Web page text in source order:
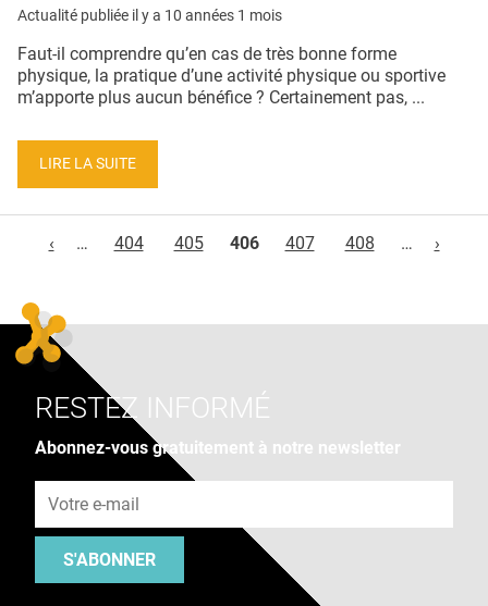
Actualité publiée il y a 10 années 1 mois
Faut-il comprendre qu’en cas de très bonne forme
physique, la pratique d’une activité physique ou sportive
m’apporte plus aucun bénéfice ? Certainement pas, ...
LIRE LA SUITE
‹
… 404 405 406 407 408 … ›
RESTEZ INFORMÉ
Abonnez-vous gratuitement à notre newsletter
S'ABONNER